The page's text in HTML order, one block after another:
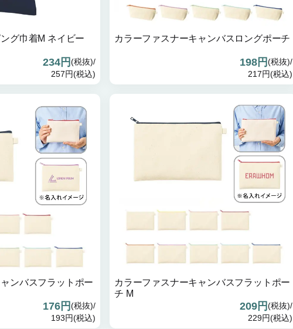
グ巾着M ネイビー
234円(税抜)/
257円(税込)
カラーファスナーキャンバスロングポーチ
198円(税抜)/
217円(税込)
ンバスフラットポー
176円(税抜)/
193円(税込)
カラーファスナーキャンバスフラットポー
チ M
209円(税抜)/
229円(税込)